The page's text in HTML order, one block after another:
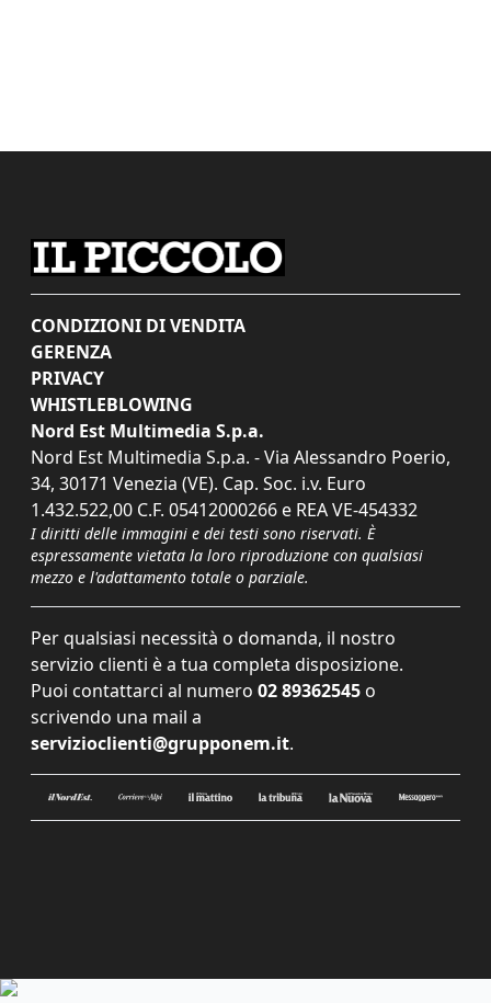
CONDIZIONI DI VENDITA
GERENZA
PRIVACY
WHISTLEBLOWING
Nord Est Multimedia S.p.a.
Nord Est Multimedia S.p.a. - Via Alessandro Poerio,
34, 30171 Venezia (VE). Cap. Soc. i.v. Euro
1.432.522,00 C.F. 05412000266 e REA VE-454332
I diritti delle immagini e dei testi sono riservati. È
espressamente vietata la loro riproduzione con qualsiasi
mezzo e l'adattamento totale o parziale.
Per qualsiasi necessità o domanda, il nostro
servizio clienti è a tua completa disposizione.
Puoi contattarci al numero 02 89362545 o
scrivendo una mail a
servizioclienti@grupponem.it.